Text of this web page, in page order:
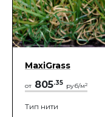
MaxiGrass
от 805.35 руб/м2
Тип нити